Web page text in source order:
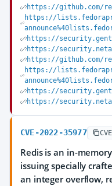
https://github.com/
https://
https://
https://
https://github.com/
https://
https://
https://
CVE-2022-35977
Redis is an in-
issuing specially
an integer overflow,